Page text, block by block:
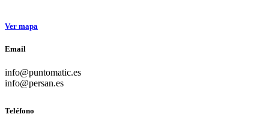
Ver mapa
Email
info@puntomatic.es
info@persan.es
Teléfono